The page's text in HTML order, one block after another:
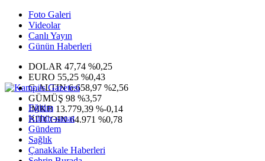
Foto Galeri
Videolar
Canlı Yayın
Günün Haberleri
DOLAR 47,74 %0,25
EURO 55,25 %0,43
G.ALTIN6.658,97 %2,56
GÜMÜŞ 98 %3,57
IMKB 13.779,39 %-0,14
BITCOIN64.971 %0,78
Eğitim
Kültür-sanat
Gündem
Sağlık
Çanakkale Haberleri